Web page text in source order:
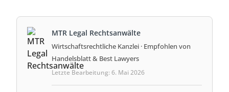
MTR Legal Rechtsanwälte
Wirtschaftsrechtliche Kanzlei · Empfohlen von
Handelsblatt & Best Lawyers
Letzte Bearbeitung: 6. Mai 2026